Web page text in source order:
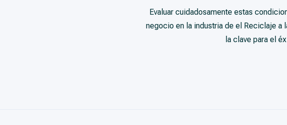
Evaluar cuidadosamente estas
negocio en la industria de el Reciclaje a
la clave para el